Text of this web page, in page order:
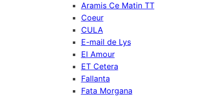
Aramis Ce Matin TT
Coeur
CULA
E-mail de Lys
El Amour
ET Cetera
Fallanta
Fata Morgana